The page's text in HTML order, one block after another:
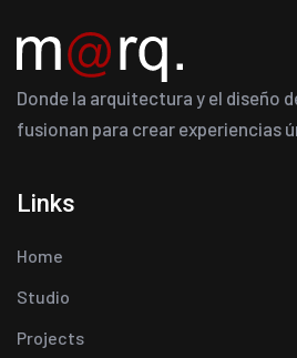
Donde la arquitectura y el diseño
fusionan para crear experiencias
Links
Home
Studio
Projects